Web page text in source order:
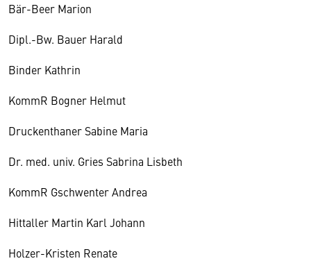
Bär-Beer Marion
Dipl.-Bw. Bauer Harald
Binder Kathrin
KommR Bogner Helmut
Druckenthaner Sabine Maria
Dr. med. univ. Gries Sabrina Lisbeth
KommR Gschwenter Andrea
Hittaller Martin Karl Johann
Holzer-Kristen Renate